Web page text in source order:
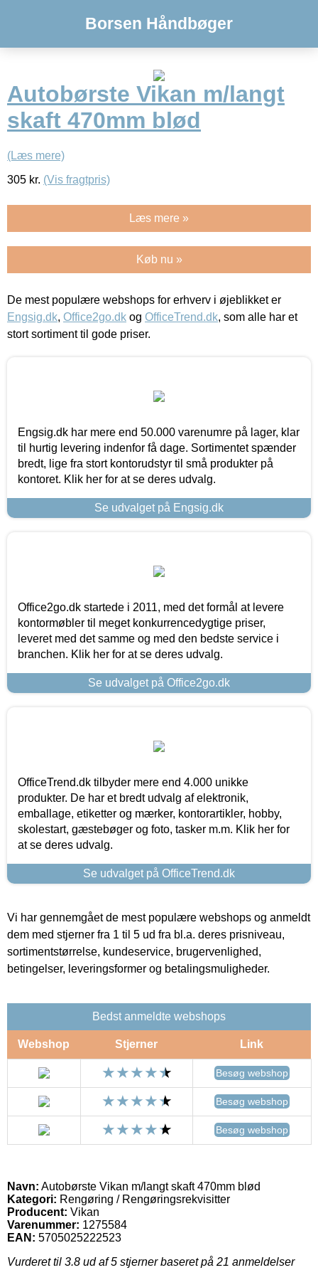
Borsen Håndbøger
Autobørste Vikan m/langt
skaft 470mm blød
(Læs mere)
305 kr. (Vis fragtpris)
Læs mere »
Køb nu »
De mest populære webshops for erhverv i øjeblikket er
Engsig.dk, Office2go.dk og OfficeTrend.dk, som alle har et
stort sortiment til gode priser.
Engsig.dk har mere end 50.000 varenumre på lager, klar
til hurtig levering indenfor få dage. Sortimentet spænder
bredt, lige fra stort kontorudstyr til små produkter på
kontoret. Klik her for at se deres udvalg.
Se udvalget på Engsig.dk
Office2go.dk startede i 2011, med det formål at levere
kontormøbler til meget konkurrencedygtige priser,
leveret med det samme og med den bedste service i
branchen. Klik her for at se deres udvalg.
Se udvalget på Office2go.dk
OfficeTrend.dk tilbyder mere end 4.000 unikke
produkter. De har et bredt udvalg af elektronik,
emballage, etiketter og mærker, kontorartikler, hobby,
skolestart, gæstebøger og foto, tasker m.m. Klik her for
at se deres udvalg.
Se udvalget på OfficeTrend.dk
Vi har gennemgået de mest populære webshops og anmeldt
dem med stjerner fra 1 til 5 ud fra bl.a. deres prisniveau,
sortimentstørrelse, kundeservice, brugervenlighed,
betingelser, leveringsformer og betalingsmuligheder.
Bedst anmeldte webshops
Webshop Stjerner Link
Besøg webshop
Besøg webshop
Besøg webshop
Navn: Autobørste Vikan m/langt skaft 470mm blød
Kategori: Rengøring / Rengøringsrekvisitter
Producent: Vikan
Varenummer: 1275584
EAN: 5705025222523
Vurderet til 3.8 ud af 5 stjerner baseret på 21 anmeldelser